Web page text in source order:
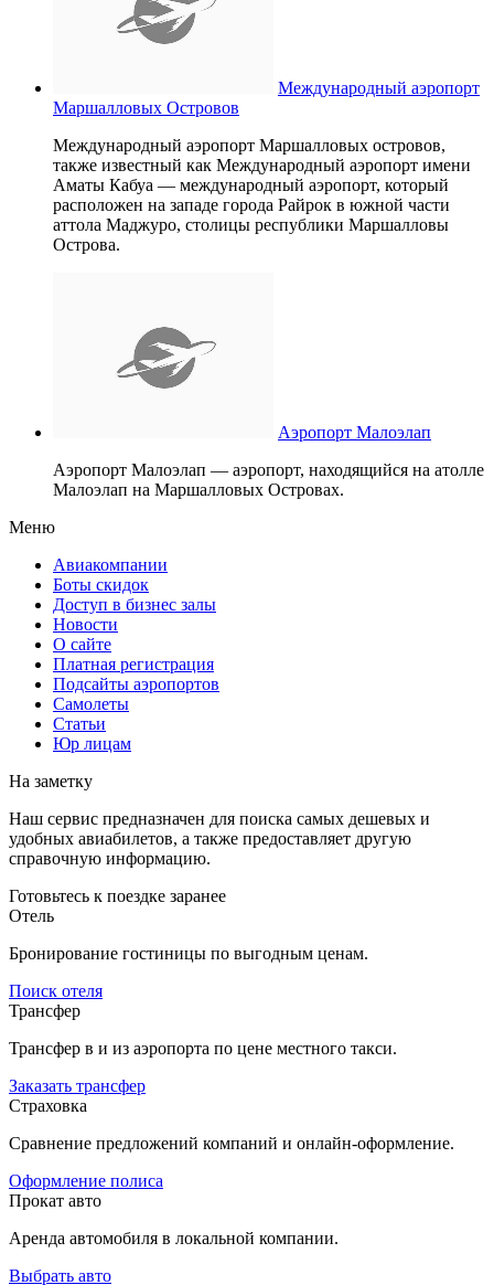
Международный аэропорт
Маршалловых Островов
Международный аэропорт Маршалловых островов,
также известный как Международный аэропорт имени
Аматы Кабуа — международный аэропорт, который
расположен на западе города Райрок в южной части
аттола Маджуро, столицы республики Маршалловы
Острова.
Аэропорт Малоэлап
Аэропорт Малоэлап — аэропорт, находящийся на атолле
Малоэлап на Маршалловых Островах.
Меню
Авиакомпании
Боты скидок
Доступ в бизнес залы
Новости
О сайте
Платная регистрация
Подсайты аэропортов
Самолеты
Статьи
Юр лицам
На заметку
Наш сервис предназначен для поиска самых дешевых и
удобных авиабилетов, а также предоставляет другую
справочную информацию.
Готовьтесь к поездке заранее
Отель
Бронирование гостиницы по выгодным ценам.
Поиск отеля
Трансфер
Трансфер в и из аэропорта по цене местного такси.
Заказать трансфер
Страховка
Сравнение предложений компаний и онлайн-оформление.
Оформление полиса
Прокат авто
Аренда автомобиля в локальной компании.
Выбрать авто